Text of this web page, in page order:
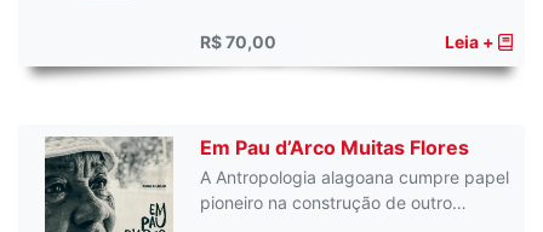
R$ 70,00 Leia +
Em Pau d’Arco Muitas Flores
A Antropologia alagoana cumpre papel
pioneiro na construção de outro…